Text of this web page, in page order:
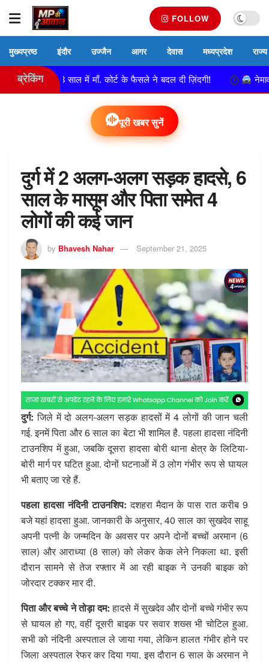
FOLLOW
मुख्यप्रष्ठ इंदौर उज्जैन आगर देवास मध्यप्रदेश राज्य
ब्रेकिंग
13 साल में माँ. कोर्ट के फैसले ने बदल दी ज़िंदगी! नेमावर
पूरी खबर सुनें
दुर्ग में 2 अलग-अलग सड़क हादसे, 6
साल के मासूम और पिता समेत 4
लोगों की कई जान
by Bhavesh Nahar September 21, 2025
दुर्ग:जिले में दो अलग-अलग सड़क हादसों में 4 लोगों की जान चली
गई. इनमें पिता और 6 साल का बेटा भी शामिल है. पहला हादसा नंदिनी
टाउनशिप में हुआ, जबकि दूसरा हादसा बोरी थाना क्षेत्र के लिटिया-
बोरी मार्ग पर घटित हुआ. दोनों घटनाओं में 3 लोग गंभीर रूप से घायल
भी बताए जा रहे हैं.
पहला हादसा नंदिनी टाउनशिप:दशहरा मैदान के पास रात करीब 9
बजे यहां हादसा हुआ. जानकारी के अनुसार, 40 साल का सुखदेव साहू
अपनी पत्नी के जन्मदिन के अवसर पर अपने दोनों बच्चों अरमान (6
साल) और आराध्या (8 साल) को लेकर केक लेने निकला था. इसी
दौरान सामने से तेज रफ्तार में आ रही बाइक ने उनकी बाइक को
जोरदार टक्कर मार दी.
पिता और बच्चे ने तोड़ा दम:हादसे में सुखदेव और दोनों बच्चे गंभीर रूप
से घायल हो गए, वहीं दूसरी बाइक पर सवार शख्स भी चोटिल हुआ.
सभी को नंदिनी अस्पताल ले जाया गया, लेकिन हालत गंभीर होने पर
जिला अस्पताल रेफर कर दिया गया. इस दौरान 6 साल के अरमान ने